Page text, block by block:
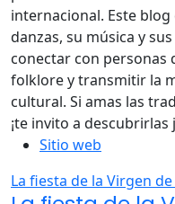
internacional. Este blog
danzas, su música y
conectar con personas
folklore y transmitir la
cultural. Si amas las
¡te invito a descubrirlas
Sitio web
La fiesta de la Virgen